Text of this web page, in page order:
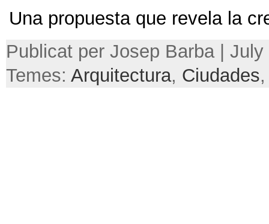
Una propuesta que revela la
Publicat per Josep Barba | July
Temes: Arquitectura, Ciudades